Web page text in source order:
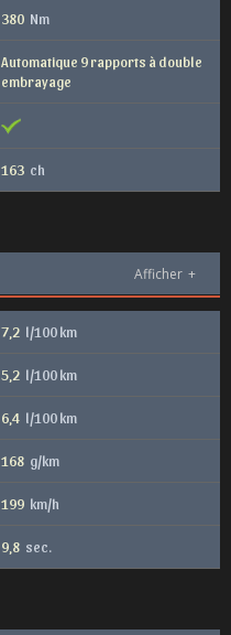
380 Nm
Automatique 9 rapports à double
embrayage
163 ch
Afficher +
7,2 l/100 km
5,2 l/100 km
6,4 l/100 km
168 g/km
199 km/h
9,8 sec.